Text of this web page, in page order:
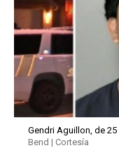
Gendri Aguillon, de
Bend | Cortesía